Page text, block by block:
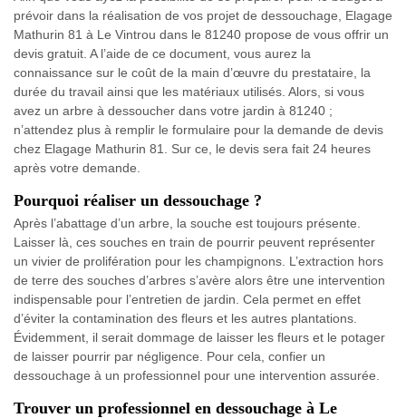
prévoir dans la réalisation de vos projet de dessouchage, Elagage
Mathurin 81 à Le Vintrou dans le 81240 propose de vous offrir un
devis gratuit. A l’aide de ce document, vous aurez la
connaissance sur le coût de la main d’œuvre du prestataire, la
durée du travail ainsi que les matériaux utilisés. Alors, si vous
avez un arbre à dessoucher dans votre jardin à 81240 ;
n’attendez plus à remplir le formulaire pour la demande de devis
chez Elagage Mathurin 81. Sur ce, le devis sera fait 24 heures
après votre demande.
Pourquoi réaliser un dessouchage ?
Après l’abattage d’un arbre, la souche est toujours présente.
Laisser là, ces souches en train de pourrir peuvent représenter
un vivier de prolifération pour les champignons. L’extraction hors
de terre des souches d’arbres s’avère alors être une intervention
indispensable pour l’entretien de jardin. Cela permet en effet
d’éviter la contamination des fleurs et les autres plantations.
Évidemment, il serait dommage de laisser les fleurs et le potager
de laisser pourrir par négligence. Pour cela, confier un
dessouchage à un professionnel pour une intervention assurée.
Trouver un professionnel en dessouchage à Le